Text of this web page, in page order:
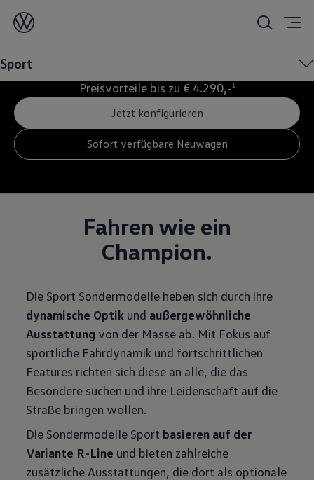
Sport
D
Preisvorteile bis zu € 4.290,-1
Jetzt konfigurieren
Sofort verfügbare Neuwagen
Fahren wie ein
Champion.
Die Sport Sondermodelle heben sich durch ihre
dynamische Optik und außergewöhnliche
Ausstattung von der Masse ab. Mit Fokus auf
sportliche Fahrdynamik und fortschrittlichen
Features richten sich diese an alle, die das
Besondere suchen und ihre Leidenschaft auf die
Straße bringen wollen.
Die Sondermodelle Sport basieren auf der
Variante R-Line und bieten zahlreiche
zusätzliche Ausstattungen, die dort als optionale